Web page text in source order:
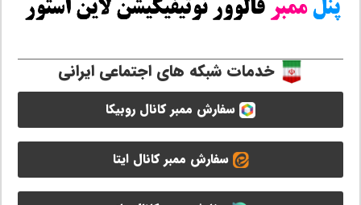
خدمات شبکه های اجتماعی ایرانی
سفارش ممبر کانال روبیکا
سفارش ممبر کانال ایتا